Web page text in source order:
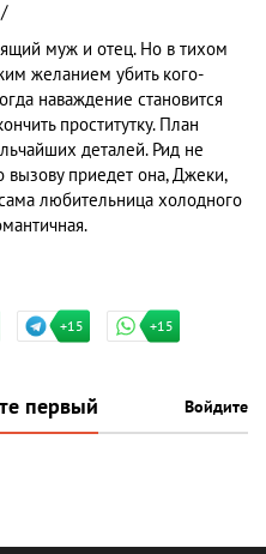
муж и отец. Но в тихом
желанием убить кого-
наваждение становится
проститутку. План
деталей. Рид не
вызову приедет она, Джеки,
любительница холодного
+15 +15
первый Войдите